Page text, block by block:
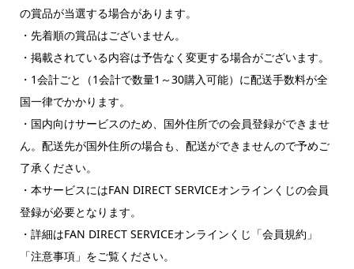
の賞品が当選する場合があります。
・先着順の賞品はございません。
・掲載されている内容は予告なく変更する場合がございます。
・1会計ごと（1会計で数量1～30購入可能）に配送手数料が全
国一律でかかります。
・国内向けサービスのため、国外住所での会員登録ができませ
ん。配送先が国外住所の場合も、配送ができませんので予めご
了承ください。
・本サービスにはFAN DIRECT SERVICEオンラインくじの会員
登録が必要となります。
・詳細はFAN DIRECT SERVICEオンラインくじ「会員規約」
「注意事項」をご覧ください。